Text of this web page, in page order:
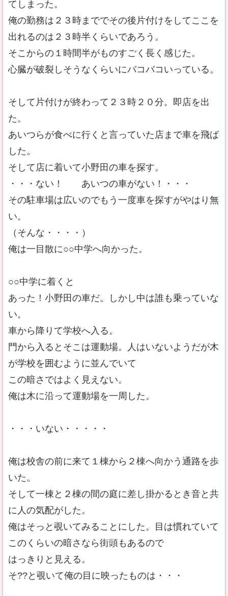
てしまった。
俺の勤務は２３時まででその後片付けをしてここを
出れるのは２３時半くらいであろう。
そこからの１時間半がものすごく長く感じた。
心臓が破裂しそうなくらいにバコバコいっている。
そして片付けが終わって２３時２０分。即店を出
た。
あいつらが食べに行くと言っていた店まで車を飛ば
した。
そして店に着いて小野田の車を探す。
・・・ない！ あいつの車がない！・・・
その駐車場は広いのでもう一度車を探すがやはり無
い。
（そんな・・・・）
俺は一目散に○○中学へ向かった。
○○中学に着くと
あった！小野田の車だ。しかし中は誰も乗っていな
い。
車から降りて学校へ入る。
門から入るとそこは運動場。人はいないようだが木
が学校を囲むように並んでいて
この暗さではよく見えない。
俺は木に沿って運動場を一周した。
・・・いない・・・・・
俺は校舎の前に来て１棟から２棟へ向かう通路を歩
いた。
そして一棟と２棟の間の庭に差し掛かるとき音と共
に人の気配がした。
俺はそっと覗いてみることにした。目は慣れていて
このくらいの暗さなら街頭もあるので
はっきりと見える。
そ??と覗いて俺の目に映ったものは・・・